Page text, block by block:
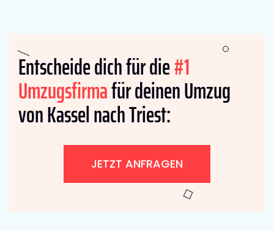
Entscheide dich für die#1
Umzugsfirmafür deinen Umzug
von Kassel nach Triest:
JETZT ANFRAGEN